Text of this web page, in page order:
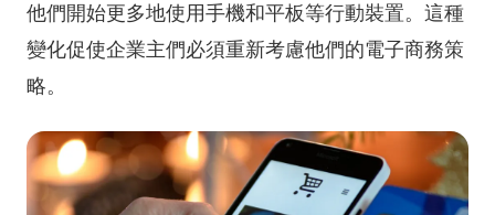
他們開始更多地使用手機和平板等行動裝置。這種
變化促使企業主們必須重新考慮他們的電子商務策
略。